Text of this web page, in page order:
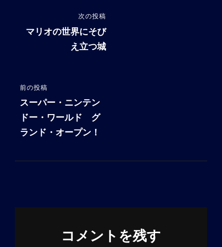
稿
ゲ
ー
シ
ョ
前
の
投
稿
前の投稿
スーパー・ニンテン
ドー・ワールド グ
ランド・オープン！
の
次の投稿
マリオの世界にそび
え立つ城
コメントを残す